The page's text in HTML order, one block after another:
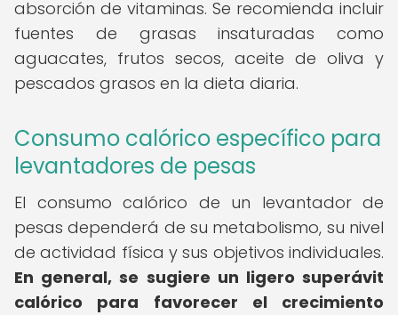
absorción de vitaminas. Se recomienda incluir
fuentes de grasas insaturadas como
aguacates, frutos secos, aceite de oliva y
pescados grasos en la dieta diaria.
Consumo calórico específico para
levantadores de pesas
El consumo calórico de un levantador de
pesas dependerá de su metabolismo, su nivel
de actividad física y sus objetivos individuales.
En general, se sugiere un ligero superávit
calórico para favorecer el crecimiento